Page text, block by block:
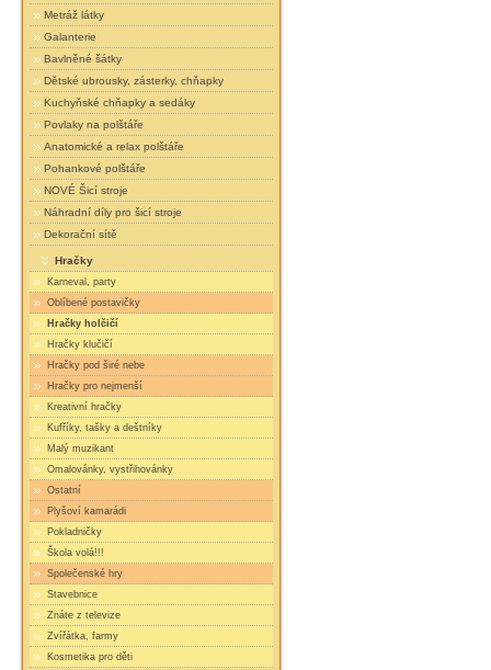
Metráž látky
Galanterie
Bavlněné šátky
Dětské ubrousky, zásterky, chňapky
Kuchyňské chňapky a sedáky
Povlaky na polštáře
Anatomické a relax polštáře
Pohankové polštáře
NOVÉ Šicí stroje
Náhradní díly pro šicí stroje
Dekorační sítě
Hračky
Karneval, party
Oblíbené postavičky
Hračky holčičí
Hračky klučičí
Hračky pod širé nebe
Hračky pro nejmenší
Kreativní hračky
Kufříky, tašky a deštníky
Malý muzikant
Omalovánky, vystřihovánky
Ostatní
Plyšoví kamarádi
Pokladničky
Škola volá!!!
Společenské hry
Stavebnice
Znáte z televize
Zvířátka, farmy
Kosmetika pro děti